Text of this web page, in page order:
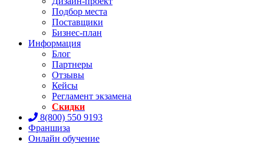
Подбор места
Поставщики
Бизнес-план
Информация
Блог
Партнеры
Отзывы
Кейсы
Регламент экзамена
Скидки
8(800) 550 9193
Франшиза
Онлайн обучение